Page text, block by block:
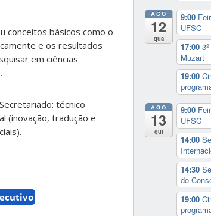
conceitos básicos como o
e os resultados
em ciências
técnico
(inovação, tradução e
AGO
12
qua
9:00
UFSC
17:00
Muzart
19:00
AGO
13
qui
9:00
UFSC
14:00
14:30
do
19:00